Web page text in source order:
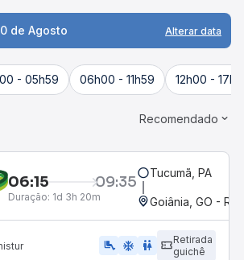
de Agosto Alterar data
- 05h59 06h00 - 11h59 12h00 -
Recomendado
06:15 09:35
Duração: 1d 3h 20m
Tucumã, PA
Goiânia, GO -
airline_seat_legroom_extra ac_unit WC
Retirada
guichê